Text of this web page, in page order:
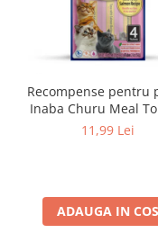
Recompense pentru
Inaba Churu Meal
Tuna with Salmon
11,99 Lei
ADAUGA IN COS